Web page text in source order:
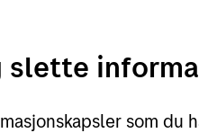
slette
som du